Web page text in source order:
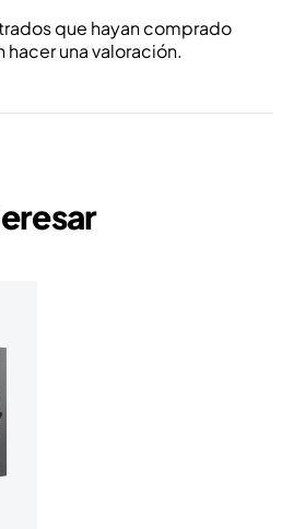
que hayan comprado
una valoración.